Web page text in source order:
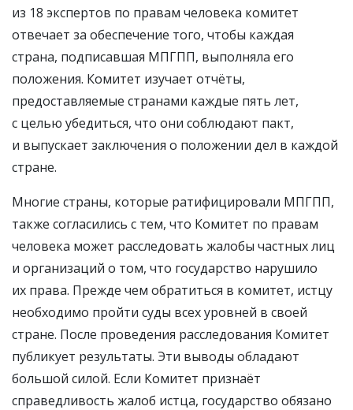
из 18 экспертов по правам человека комитет
отвечает за обеспечение того, чтобы каждая
страна, подписавшая МПГПП, выполняла его
положения. Комитет изучает отчёты,
предоставляемые странами каждые пять лет,
с целью убедиться, что они соблюдают пакт,
и выпускает заключения о положении дел в каждой
стране.
Многие страны, которые ратифицировали МПГПП,
также согласились с тем, что Комитет по правам
человека может расследовать жалобы частных лиц
и организаций о том, что государство нарушило
их права. Прежде чем обратиться в комитет, истцу
необходимо пройти суды всех уровней в своей
стране. После проведения расследования Комитет
публикует результаты. Эти выводы обладают
большой силой. Если Комитет признаёт
справедливость жалоб истца, государство обязано